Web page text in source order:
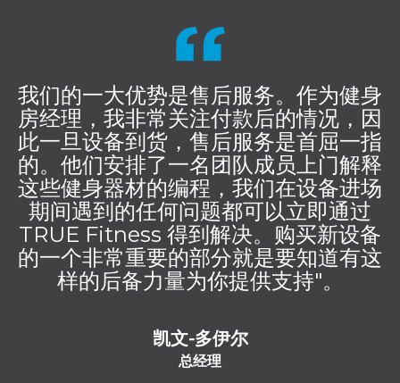
我们的一大优势是售后服务。作为健身
房经理，我非常关注付款后的情况，因
此一旦设备到货，售后服务是首屈一指
的。他们安排了一名团队成员上门解释
这些健身器材的编程，我们在设备进场
期间遇到的任何问题都可以立即通过
TRUE Fitness 得到解决。购买新设备
的一个非常重要的部分就是要知道有这
样的后备力量为你提供支持"。
凯文-多伊尔
总经理